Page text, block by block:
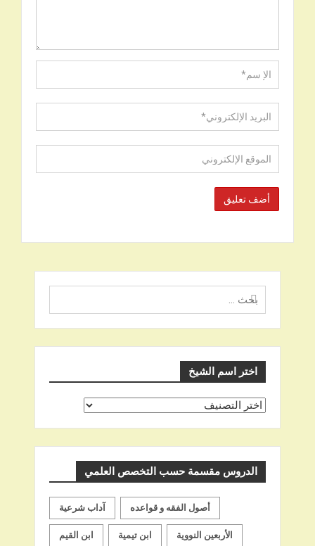
البحث
عن
اختر اسم الشيخ
اختر
الدروس مقسمة حسب التخصص العلمي
آداب شرعية أصول الفقه و قواعده
ابن القيم ابن تيمية الأربعين النووية